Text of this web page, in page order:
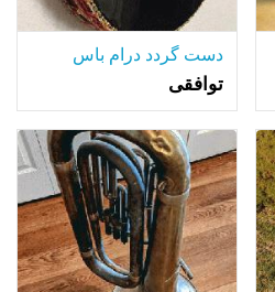
دست گردد درام باس
توافقی